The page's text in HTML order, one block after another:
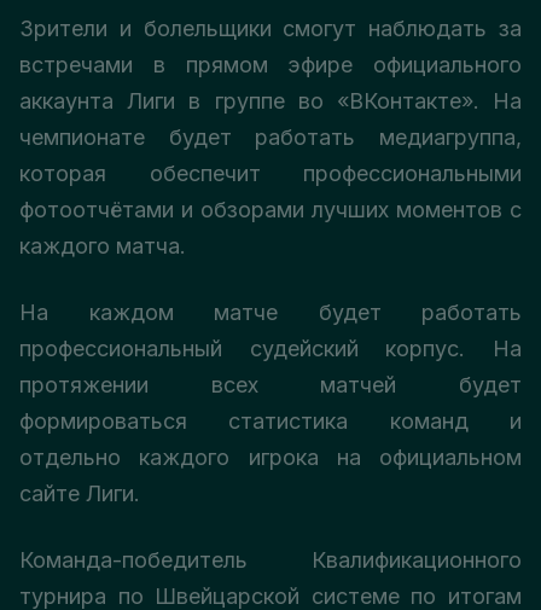
Зрители и болельщики смогут наблюдать за
встречами в прямом эфире официального
аккаунта Лиги в группе во «ВКонтакте». На
чемпионате будет работать медиагруппа,
которая обеспечит профессиональными
фотоотчётами и обзорами лучших моментов с
каждого матча.
На каждом матче будет работать
профессиональный судейский корпус. На
протяжении всех матчей будет
формироваться статистика команд и
отдельно каждого игрока на официальном
сайте Лиги.
Команда-победитель Квалификационного
турнира по Швейцарской системе по итогам